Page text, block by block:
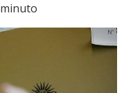
minuto